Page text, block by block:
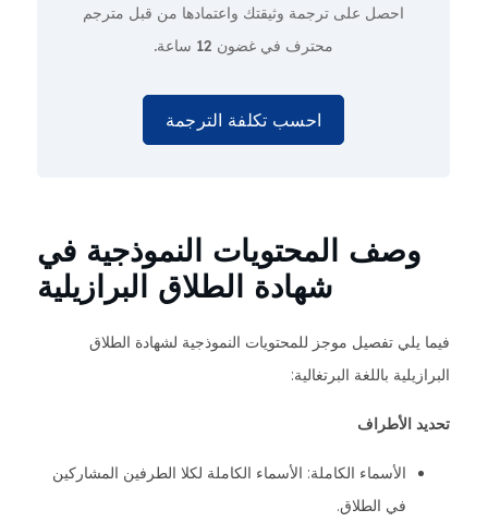
احصل على ترجمة وثيقتك واعتمادها من قبل مترجم
محترف في غضون 12 ساعة.
احسب تكلفة الترجمة
وصف المحتويات النموذجية في
شهادة الطلاق البرازيلية
فيما يلي تفصيل موجز للمحتويات النموذجية لشهادة الطلاق
البرازيلية باللغة البرتغالية:
تحديد الأطراف
الأسماء الكاملة: الأسماء الكاملة لكلا الطرفين المشاركين
في الطلاق.